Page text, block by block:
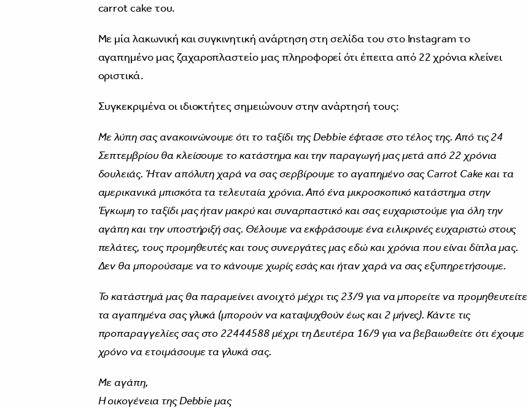
carrot cake του.
Με μία λακωνική και συγκινητική ανάρτηση στη σελίδα του στο Instagram το
αγαπημένο μας ζαχαροπλαστείο μας πληροφορεί ότι έπειτα από 22 χρόνια κλείνει
οριστικά.
Συγκεκριμένα οι ιδιοκτήτες σημειώνουν στην ανάρτησή τους:
Με λύπη σας ανακοινώνουμε ότι το ταξίδι της Debbie έφτασε στο τέλος της. Από τις 24
Σεπτεμβρίου θα κλείσουμε το κατάστημα και την παραγωγή μας μετά από 22 χρόνια
δουλειάς. Ήταν απόλυτη χαρά να σας σερβίρουμε το αγαπημένο σας Carrot Cake και τα
αμερικανικά μπισκότα τα τελευταία χρόνια. Από ένα μικροσκοπικό κατάστημα στην
Έγκωμη το ταξίδι μας ήταν μακρύ και συναρπαστικό και σας ευχαριστούμε για όλη την
αγάπη και την υποστήριξή σας. Θέλουμε να εκφράσουμε ένα ειλικρινές ευχαριστώ στους
πελάτες, τους προμηθευτές και τους συνεργάτες μας εδώ και χρόνια που είναι δίπλα μας.
Δεν θα μπορούσαμε να το κάνουμε χωρίς εσάς και ήταν χαρά να σας εξυπηρετήσουμε.
Το κατάστημά μας θα παραμείνει ανοιχτό μέχρι τις 23/9 για να μπορείτε να προμηθευτείτε
τα αγαπημένα σας γλυκά (μπορούν να καταψυχθούν έως και 2 μήνες). Κάντε τις
προπαραγγελίες σας στο 22444588 μέχρι τη Δευτέρα 16/9 για να βεβαιωθείτε ότι έχουμε
χρόνο να ετοιμάσουμε τα γλυκά σας.
Με αγάπη,
Η οικογένεια της Debbie μας